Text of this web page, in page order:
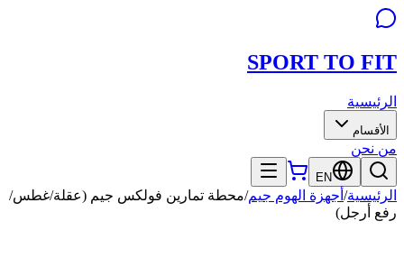
SPORT TO FIT
الرئيسية
الأقسام
من نحن
EN
الرئيسية/ أجهزة الهوم جيم/محطة تمارين فولكس جيم (عقلة/غطس/
رفع أرجل)